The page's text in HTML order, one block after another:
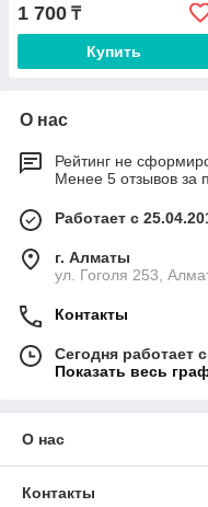
1 700 ₸
Купить
О нас
Рейтинг не
Менее 5 отзывов за
Работает с
г. Алматы
ул. Гоголя 253,
Контакты
Сегодня работает
Показать весь
О нас
Контакты